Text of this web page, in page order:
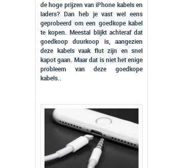
de hoge prijzen van iPhone kabels en
laders? Dan heb je vast wel eens
geprobeerd om een goedkope kabel
te kopen. Meestal blijkt achteraf dat
goedkoop duurkoop is, aangezien
deze kabels vaak flut zijn en snel
kapot gaan. Maar dat is niet het enige
probleem van deze goedkope
kabels..